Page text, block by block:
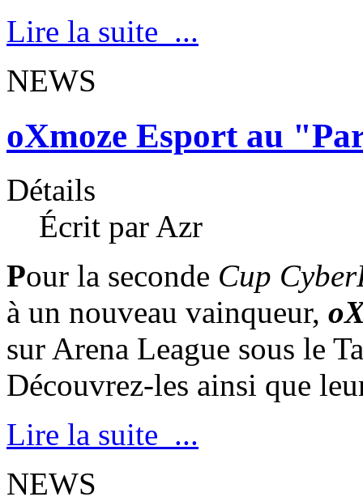
Lire la suite ...
NEWS
oXmoze Esport au
Détails
Écrit par Azr
Pour la seconde Cup
à un nouveau vainqueur,
sur Arena League sous le
Découvrez-les ainsi que
Lire la suite ...
NEWS